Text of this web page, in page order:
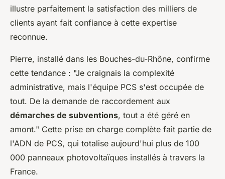
illustre parfaitement la satisfaction des milliers de
clients ayant fait confiance à cette expertise
reconnue.
Pierre, installé dans les Bouches-du-Rhône, confirme
cette tendance : "Je craignais la complexité
administrative, mais l'équipe PCS s'est occupée de
tout. De la demande de raccordement aux
démarches de subventions, tout a été géré en
amont." Cette prise en charge complète fait partie de
l'ADN de PCS, qui totalise aujourd'hui plus de 100
000 panneaux photovoltaïques installés à travers la
France.